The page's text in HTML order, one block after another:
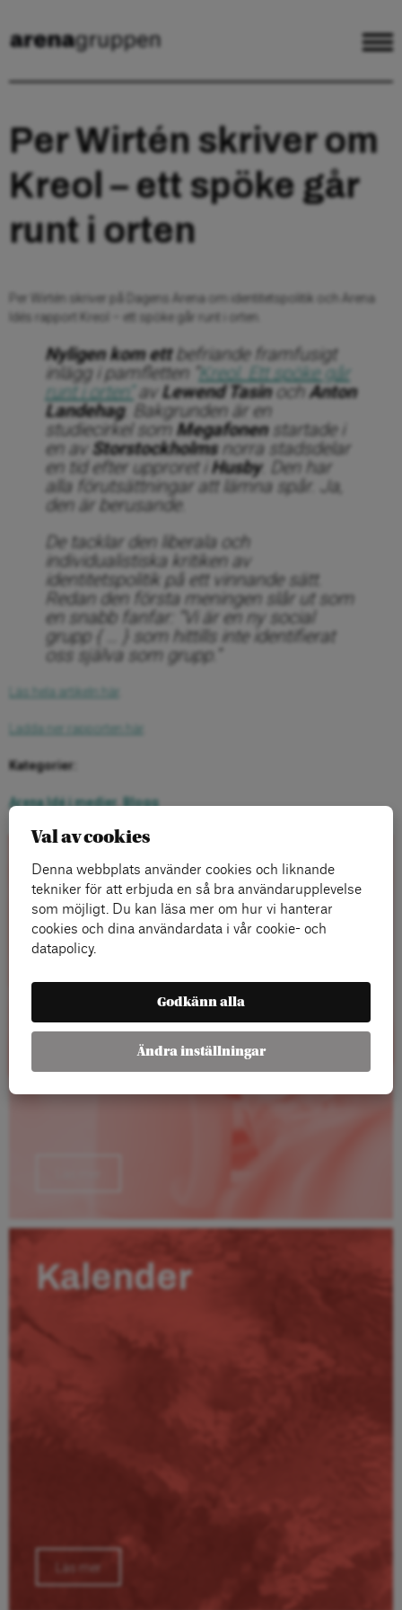
Per Wirtén skriver om
Kreol – ett spöke går
runt i orten
Per Wirtén skriver på Dagens Arena om identitetspolitik och Arena
Idés rapport Kreol – ett spöke går runt i orten.
Nyligen kom ettbefriande framfusigt
inlägg i pamfletten ”
Kreol. Ett spöke går
runt i orten” av Lewend Tasin och Anton
Landehag. Bakgrunden är en
studiecirkel som Megafonenstartade i
en av Storstockholmsnorra stadsdelar
en tid efter upproret i Husby. Den har
alla förutsättningar att lämna spår. Ja,
den är berusande.
De tacklar den liberala och
individualistiska kritiken av
identitetspolitik på ett vinnande sätt.
Redan den första meningen slår ut som
en snabb fanfar: ”Vi är en ny social
grupp { … } som hittills inte identifierat
oss själva som grupp.”
Läs hela artikeln här
Ladda ner rapporten här
Kategorier:
Arena Idé i medier Blogg
Rapporter
Kalender
Läs mer
Val av cookies
Denna webbplats använder cookies och liknande
tekniker för att erbjuda en så bra användarupplevelse
som möjligt. Du kan läsa mer om hur vi hanterar
cookies och dina användardata i vår cookie- och
datapolicy.
Godkänn alla
Ändra inställningar